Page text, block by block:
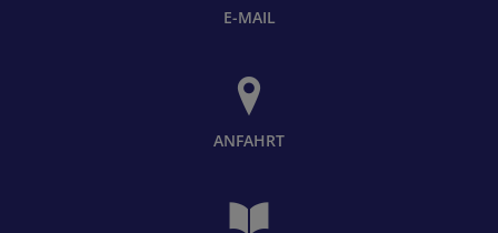
E-MAIL
ANFAHRT